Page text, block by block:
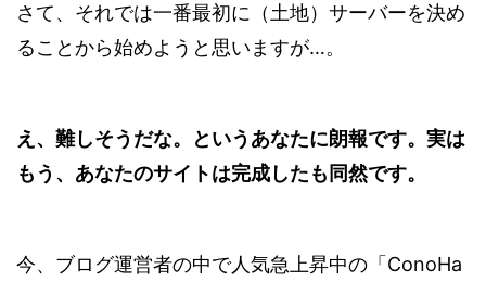
さて、それでは一番最初に（土地）サーバーを決め
ることから始めようと思いますが…。
え、難しそうだな。というあなたに朗報です。実は
もう、あなたのサイトは完成したも同然です。
今、ブログ運営者の中で人気急上昇中の「ConoHa